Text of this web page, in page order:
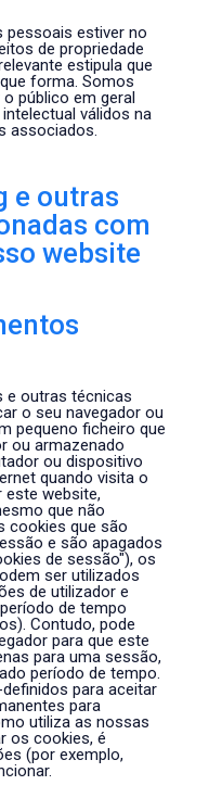
pessoais estiver no
de propriedade
estipula que
forma. Somos
público em geral
válidos na
associados.
e outras
com
website
e outras técnicas
o seu navegador ou
pequeno ficheiro que
ou armazenado
ou dispositivo
quando visita o
este website,
que não
cookies que são
e são apagados
de sessão"), os
ser utilizados
de utilizador e
de tempo
Contudo, pode
para que este
para uma sessão,
período de tempo.
para aceitar
para
utiliza as nossas
os cookies, é
(por exemplo,